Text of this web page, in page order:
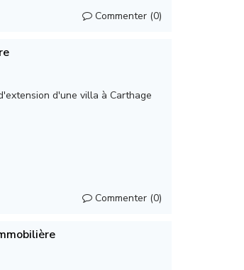
Commenter (0)
d'une villa à Carthage
Commenter (0)